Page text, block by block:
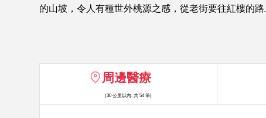
的山坡，令人有種世外桃源之感，從老街要往紅樓的
周邊醫療
(30 公里以內, 共 54 筆)